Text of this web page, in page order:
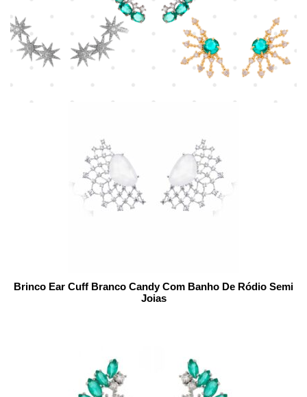
Brinco Ear Cuff Branco Candy Com Banho De Ródio Semi
Joias